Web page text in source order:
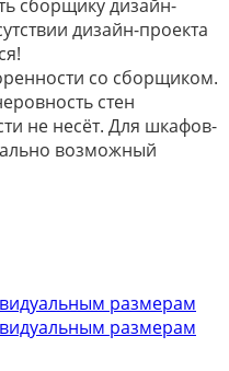
сборщику дизайн-
дизайн-проекта
со сборщиком.
стен
не несёт. Для шкафов-
возможный